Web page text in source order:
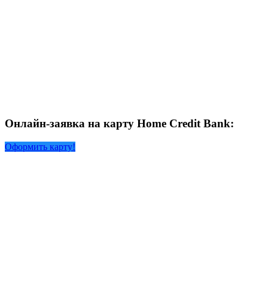
Онлайн-заявка на карту Home Credit Bank:
Оформить карту!